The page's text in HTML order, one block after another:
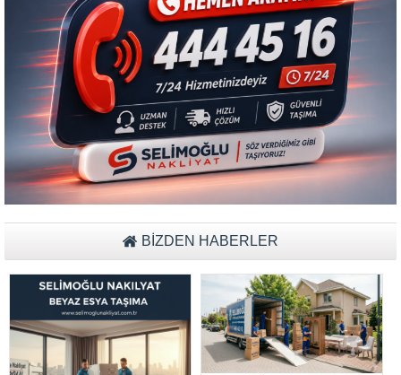
BİZDEN HABERLER
Müşteri Temsilcisi Fiyat Teklif
al